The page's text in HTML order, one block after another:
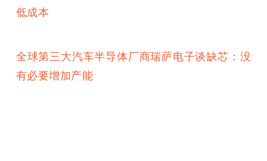
低成本
全球第三大汽车半导体厂商瑞萨电子谈缺芯：没
有必要增加产能